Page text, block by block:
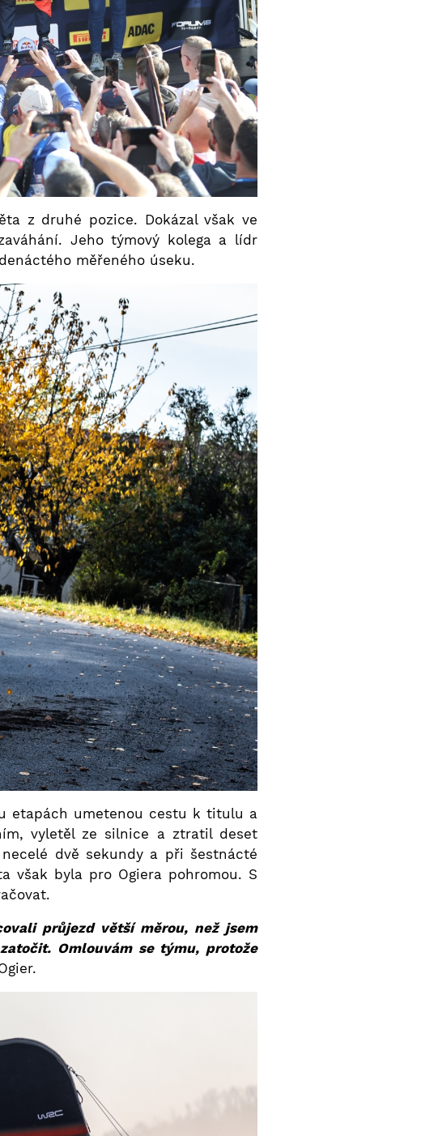
z druhé pozice. Dokázal však ve
Jeho týmový kolega a lídr
měřeného úseku.
etapách umetenou cestu k titulu a
vyletěl ze silnice a ztratil deset
dvě sekundy a při šestnácté
však byla pro Ogiera pohromou. S
průjezd větší měrou, než jsem
Omlouvám se týmu, protože